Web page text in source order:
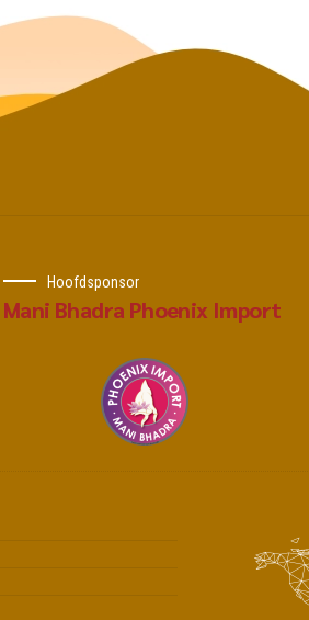
Hoofdsponsor
Mani Bhadra Phoenix Import